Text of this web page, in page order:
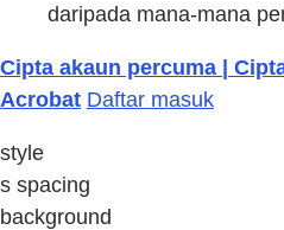
daripada mana-mana
Cipta akaun percuma |
Acrobat Daftar masuk
style
s spacing
background